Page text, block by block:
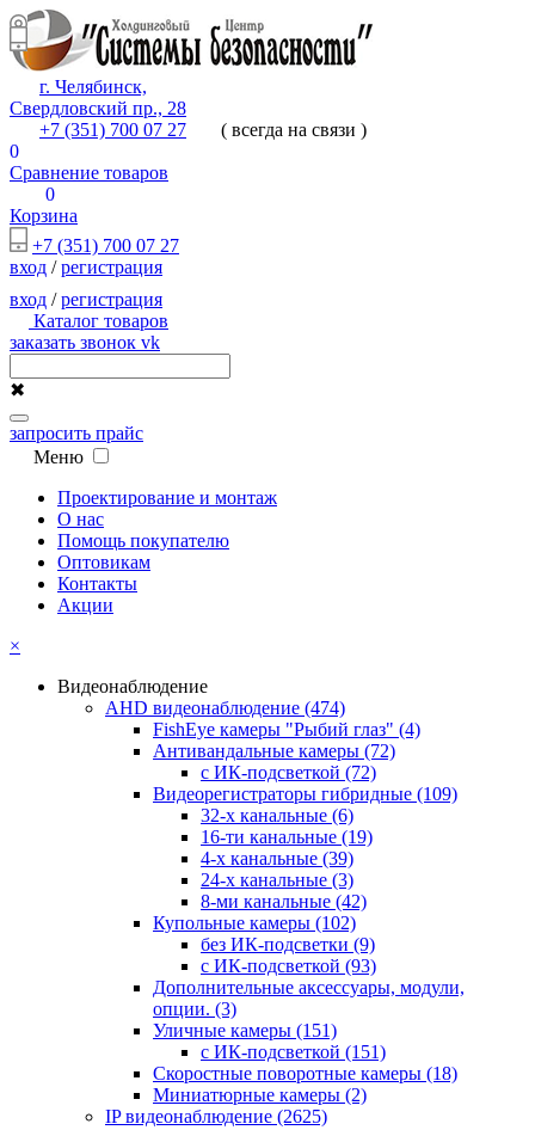
г. Челябинск,
Свердловский пр., 28
+7 (351) 700 07 27
( всегда на связи )
0
Сравнение товаров
0
Корзина
+7 (351) 700 07 27
вход /регистрация
вход /регистрация
Каталог товаров
заказать звонок vk
✖
запросить прайс
Меню
Проектирование и монтаж
О нас
Помощь покупателю
Оптовикам
Контакты
Акции
×
Видеонаблюдение
AHD видеонаблюдение (474)
FishEye камеры "Рыбий глаз" (4)
Антивандальные камеры (72)
с ИК-подсветкой (72)
Видеорегистраторы гибридные (109)
32-х канальные (6)
16-ти канальные (19)
4-х канальные (39)
24-х канальные (3)
8-ми канальные (42)
Купольные камеры (102)
без ИК-подсветки (9)
с ИК-подсветкой (93)
Дополнительные аксессуары, модули,
опции. (3)
Уличные камеры (151)
с ИК-подсветкой (151)
Скоростные поворотные камеры (18)
Миниатюрные камеры (2)
IP видеонаблюдение (2625)